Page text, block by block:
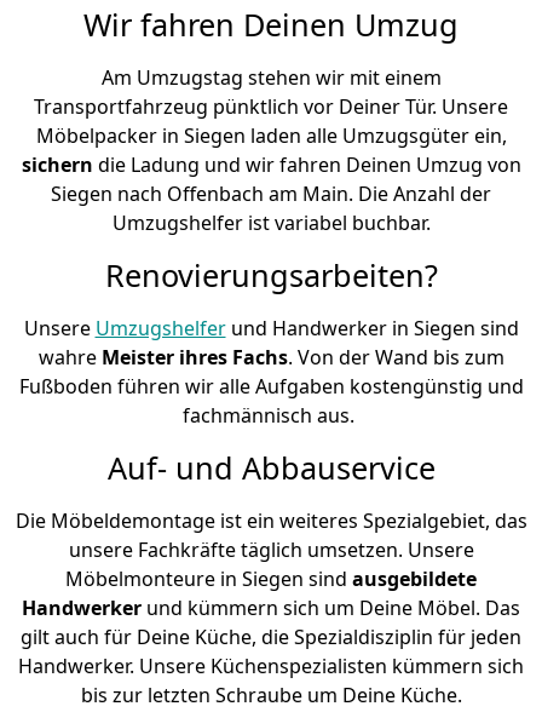
Wir fahren Deinen Umzug
Am Umzugstag stehen wir mit einem
Transportfahrzeug pünktlich vor Deiner Tür. Unsere
Möbelpacker in Siegen laden alle Umzugsgüter ein,
sichern die Ladung und wir fahren Deinen Umzug von
Siegen nach Offenbach am Main. Die Anzahl der
Umzugshelfer ist variabel buchbar.
Renovierungsarbeiten?
Unsere Umzugshelferund Handwerker in Siegen sind
wahre Meister ihres Fachs. Von der Wand bis zum
Fußboden führen wir alle Aufgaben kostengünstig und
fachmännisch aus.
Auf- und Abbauservice
Die Möbeldemontage ist ein weiteres Spezialgebiet, das
unsere Fachkräfte täglich umsetzen. Unsere
Möbelmonteure in Siegen sind ausgebildete
Handwerker und kümmern sich um Deine Möbel. Das
gilt auch für Deine Küche, die Spezialdisziplin für jeden
Handwerker. Unsere Küchenspezialisten kümmern sich
bis zur letzten Schraube um Deine Küche.